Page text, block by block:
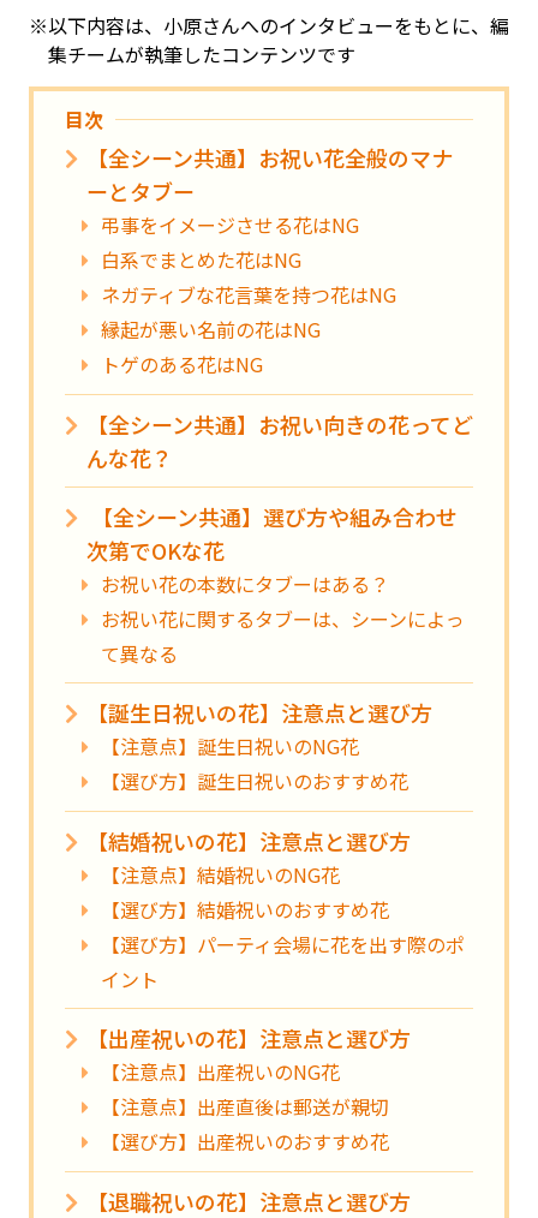
※以下内容は、小原さんへのインタビューをもとに、編
集チームが執筆したコンテンツです
目次
【全シーン共通】お祝い花全般のマナ
ーとタブー
弔事をイメージさせる花はNG
白系でまとめた花はNG
ネガティブな花言葉を持つ花はNG
縁起が悪い名前の花はNG
トゲのある花はNG
【全シーン共通】お祝い向きの花ってど
んな花？
【全シーン共通】選び方や組み合わせ
次第でOKな花
お祝い花の本数にタブーはある？
お祝い花に関するタブーは、シーンによっ
て異なる
【誕生日祝いの花】注意点と選び方
【注意点】誕生日祝いのNG花
【選び方】誕生日祝いのおすすめ花
【結婚祝いの花】注意点と選び方
【注意点】結婚祝いのNG花
【選び方】結婚祝いのおすすめ花
【選び方】パーティ会場に花を出す際のポ
イント
【出産祝いの花】注意点と選び方
【注意点】出産祝いのNG花
【注意点】出産直後は郵送が親切
【選び方】出産祝いのおすすめ花
【退職祝いの花】注意点と選び方